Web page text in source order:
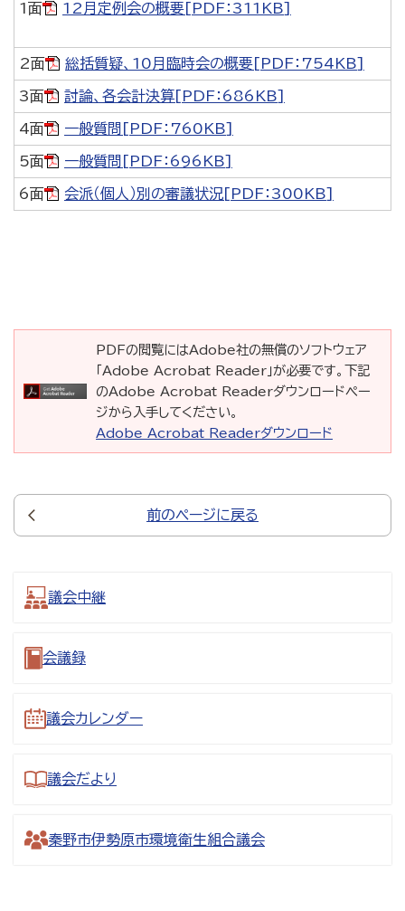
1面 12月定例会の概要[PDF：311KB]
2面 総括質疑、10月臨時会の概要[PDF：754KB]
3面 討論、各会計決算[PDF：686KB]
4面 一般質問[PDF：760KB]
5面 一般質問[PDF：696KB]
6面 会派（個人）別の審議状況[PDF：300KB]
PDFの閲覧にはAdobe社の無償のソフトウェア
「Adobe Acrobat Reader」が必要です。下記
のAdobe Acrobat Readerダウンロードペー
ジから入手してください。
Adobe Acrobat Readerダウンロード
前のページに戻る
議会中継
会議録
議会カレンダー
議会だより
秦野市伊勢原市環境衛生組合議会